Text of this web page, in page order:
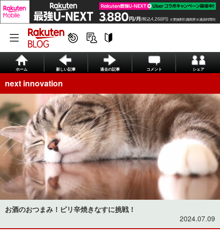
ホーム 新しい記事 過去の記事 コメント シェア
next innovation
お酒のおつまみ！ピリ辛焼きなすに挑戦！
2024.07.09